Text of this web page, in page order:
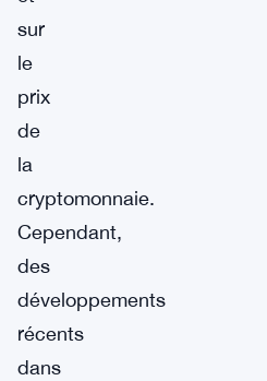
sur
le
prix
de
la
cryptomonnaie.
Cependant,
des
développements
récents
dans